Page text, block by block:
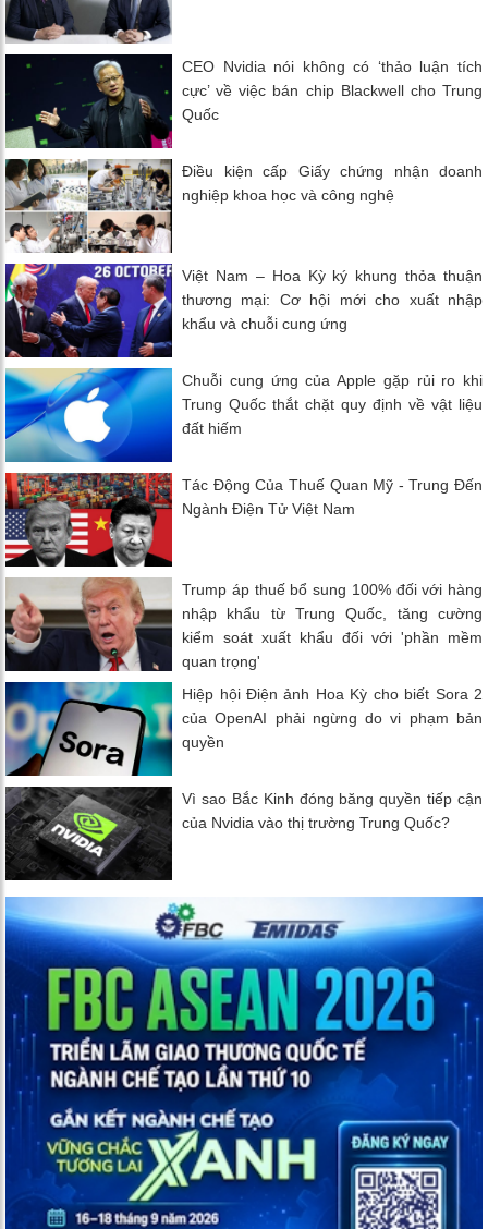
CEO Nvidia nói không có ‘thảo luận tích
cực’ về việc bán chip Blackwell cho Trung
Quốc
Điều kiện cấp Giấy chứng nhận doanh
nghiệp khoa học và công nghệ
Việt Nam – Hoa Kỳ ký khung thỏa thuận
thương mại: Cơ hội mới cho xuất nhập
khẩu và chuỗi cung ứng
Chuỗi cung ứng của Apple gặp rủi ro khi
Trung Quốc thắt chặt quy định về vật liệu
đất hiếm
Tác Động Của Thuế Quan Mỹ - Trung Đến
Ngành Điện Tử Việt Nam
Trump áp thuế bổ sung 100% đối với hàng
nhập khẩu từ Trung Quốc, tăng cường
kiểm soát xuất khẩu đối với 'phần mềm
quan trọng'
Hiệp hội Điện ảnh Hoa Kỳ cho biết Sora 2
của OpenAI phải ngừng do vi phạm bản
quyền
Vì sao Bắc Kinh đóng băng quyền tiếp cận
của Nvidia vào thị trường Trung Quốc?